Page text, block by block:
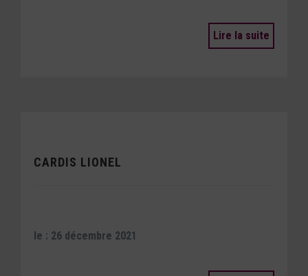
Lire la suite
CARDIS LIONEL
le : 26 décembre 2021